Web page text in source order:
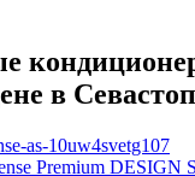
в
Premium DESIGN